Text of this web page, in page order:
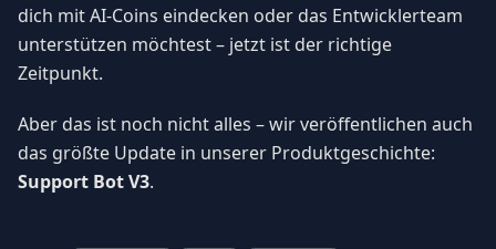
dich mit AI-Coins eindecken oder das Entwicklerteam
unterstützen möchtest – jetzt ist der richtige
Zeitpunkt.
Aber das ist noch nicht alles – wir veröffentlichen auch
das größte Update in unserer Produktgeschichte:
Support Bot V3.